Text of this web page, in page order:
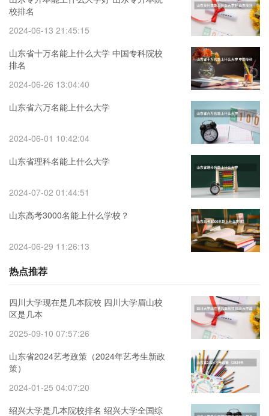
校排名
2024-06-13 21:45:15
山东省十万名能上什么大学 中国专科院校
排名
2024-06-26 13:04:40
山东省六万名能上什么大学
2024-06-01 10:42:04
山东省理科名能上什么大学
2024-07-02 01:44:51
山东高考3000名能上什么学校？
2024-06-29 11:26:13
热点推荐
四川大学现在是几本院校 四川大学眉山校
区是几本
2025-09-10 07:57:26
山东省2024艺考政策（2024年艺考生新政
策）
2024-01-25 04:07:20
绍兴大学是几本院校排名 绍兴大学全国综